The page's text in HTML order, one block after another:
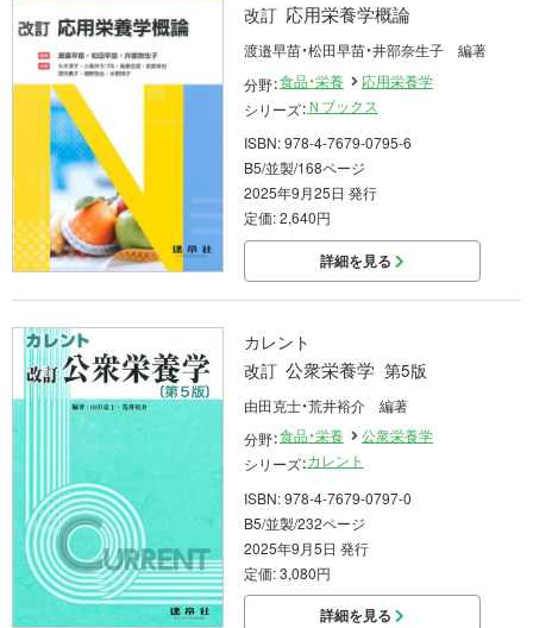
改訂 応用栄養学概論
渡邉早苗・松田早苗・井部奈生子 編著
分野：食品・栄養
応用栄養学
シリーズ： Ｎブックス
ISBN: 978-4-7679-0795-6
B5/並製/168ページ
2025年9月25日 発行
定価: 2,640円
詳細を見る
カレント
改訂 公衆栄養学 第5版
由田克士・荒井裕介 編著
分野：食品・栄養
公衆栄養学
シリーズ：カレント
ISBN: 978-4-7679-0797-0
B5/並製/232ページ
2025年9月5日 発行
定価: 3,080円
詳細を見る